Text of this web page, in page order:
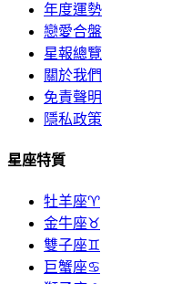
年度運勢
戀愛合盤
星報總覽
關於我們
免責聲明
隱私政策
星座特質
牡羊座♈
金牛座♉
雙子座♊
巨蟹座♋